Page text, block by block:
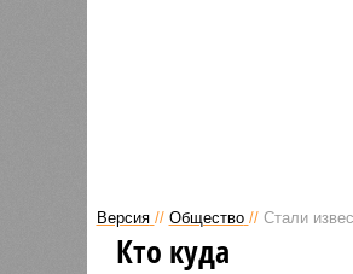
Версия // Общество // Стали
Кто куда